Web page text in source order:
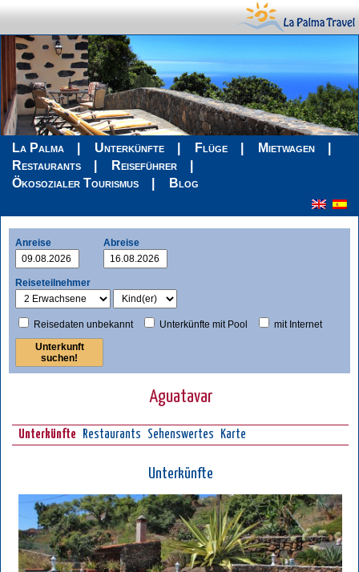
La Palma Unterkünfte Flüge
Mietwagen
Restaurants
Reiseführer
Ökosozialer Tourismus
Blog
Anreise Abreise
Reiseteilnehmer
Reisedaten unbekannt Unterkünfte mit Pool mit Internet
Aguatavar
Unterkünfte Restaurants Sehenswertes Karte
Unterkünfte